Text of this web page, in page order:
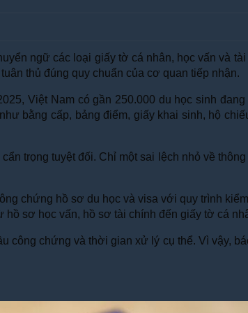
ngữ các loại giấy tờ cá nhân, học vấn và
thủ đúng quy chuẩn của cơ quan tiếp nhận.
Việt Nam có gần 250.000 du học sinh
bằng cấp, bảng điểm, giấy khai sinh, hộ
trọng tuyệt đối. Chỉ một sai lệch nhỏ về
chứng hồ sơ du học và visa với quy trình
sơ học vấn, hồ sơ tài chính đến giấy tờ cá
công chứng và thời gian xử lý cụ thể. Vì vậy,